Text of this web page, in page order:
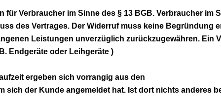
Verbraucher im Sinne des § 13 BGB. Verbraucher im
des Vertrages. Der Widerruf muss keine Begründung
Leistungen unverzüglich zurückzugewähren. Ein
Endgeräte oder Leihgeräte )
ergeben sich vorrangig aus den
der Kunde angemeldet hat. Ist dort nichts anderes